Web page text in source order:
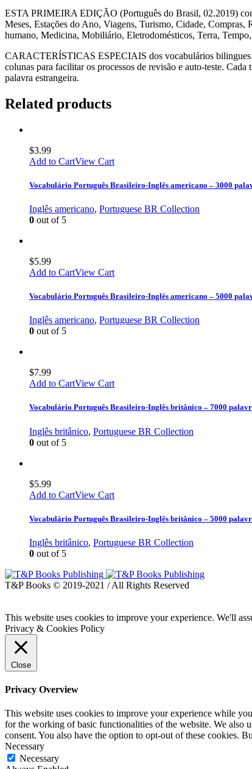
ESTA PRIMEIRA EDIÇÃO (Português do Brasil, 02.2019)
Meses, Estações do Ano, Viagens, Turismo, Cidade,
humano, Medicina, Mobiliário, Eletrodomésticos, Terra,
CARACTERÍSTICAS ESPECIAIS dos vocabulários bilingues
colunas para facilitar os processos de revisão e auto-teste.
palavra estrangeira.
Related products
$3.99
Add to CartView Cart
Vocabulário Português Brasileiro-Inglês americano – 3000
Inglês americano, Portuguese BR Collection
0 out of 5
$5.99
Add to CartView Cart
Vocabulário Português Brasileiro-Inglês americano – 5000
Inglês americano, Portuguese BR Collection
0 out of 5
$7.99
Add to CartView Cart
Vocabulário Português Brasileiro-Inglês britânico – 7000
Inglês britânico, Portuguese BR Collection
0 out of 5
$5.99
Add to CartView Cart
Vocabulário Português Brasileiro-Inglês britânico – 5000
Inglês britânico, Portuguese BR Collection
0 out of 5
T&P Books © 2019-2021 / All Rights Reserved
This website uses cookies to improve your experience. We'll
Privacy & Cookies Policy
Close
Privacy Overview
This website uses cookies to improve your experience while
for the working of basic functionalities of the website. We also
consent. You also have the option to opt-out of these cookies.
Necessary
Necessary